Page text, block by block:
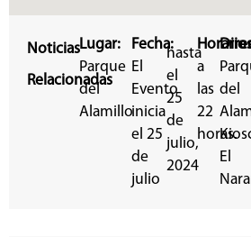
Noticias
Relacionadas
Lugar:
Parque
del
Alamillo
Fecha:
El
Evento
inicia
el 25
de
julio
hasta
el
25
de
julio,
2024
a
las
22
horas.
del
El